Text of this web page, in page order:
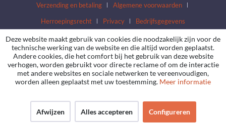
Verzending en betaling
Algemene voorwaarden
Herroepingsrecht
Privacy Bedrijfsgegevens
Deze website maakt gebruik van cookies die noodzakelijk zijn voor de
technische werking van de website en die altijd worden geplaatst.
Andere cookies, die het comfort bij het gebruik van deze website
verhogen, worden gebruikt voor directe reclame of om de interactie
met andere websites en sociale netwerken te vereenvoudigen,
worden alleen geplaatst met uw toestemming. Meer informatie
Afwijzen Alles accepteren Configureren